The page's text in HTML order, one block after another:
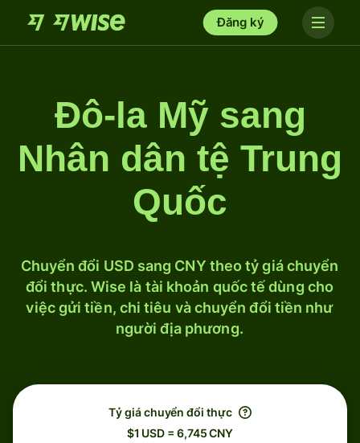
Đăng ký
Đô-la Mỹ sang
Nhân dân tệ Trung
Quốc
Chuyển đổi USD sang CNY theo tỷ giá chuyển
đổi thực. Wise là tài khoản quốc tế dùng cho
việc gửi tiền, chi tiêu và chuyển đổi tiền như
người địa phương.
Tỷ giá chuyển đổi thực
$1 USD = 6,745 CNY